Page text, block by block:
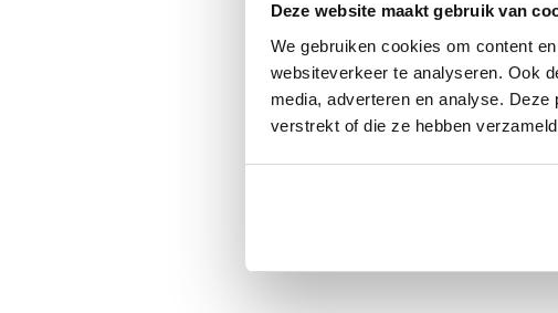
Deze website maakt gebruik van
We gebruiken cookies om content
websiteverkeer te analyseren. Ook
media, adverteren en analyse.
verstrekt of die ze hebben